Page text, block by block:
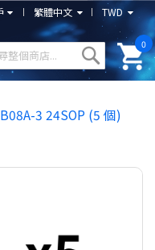
TWD
繁體中文
0
3 24SOP (5 個)